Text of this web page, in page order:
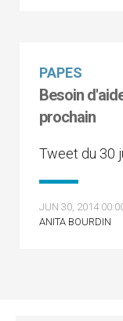
PAPES
Besoin
prochain
Tweet du 30
JUN 30, 2014
ANITA BOURDIN